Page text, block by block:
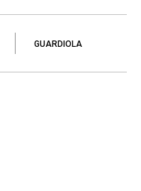
GUARDIOLA